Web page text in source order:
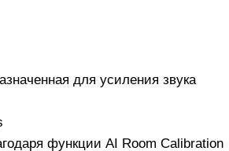
для усиления звука
функции AI Room Calibration